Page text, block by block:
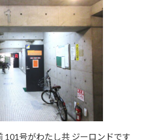
101号がわたし共 ジーロンドです